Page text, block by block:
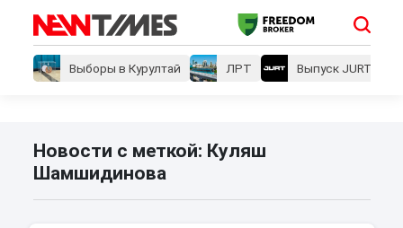
Выборы в Курултай ЛРТ Выпуск JURT
Новости с меткой: Куляш
Шамшидинова